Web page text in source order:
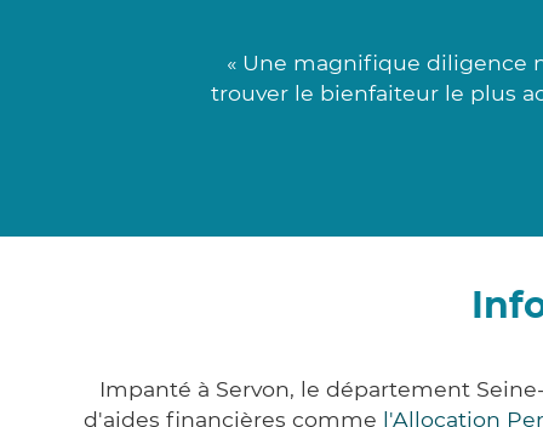
« Une magnifique diligence
trouver le bienfaiteur le plus
Impanté à Servon, le département
d'aides financières comme l'Allocation